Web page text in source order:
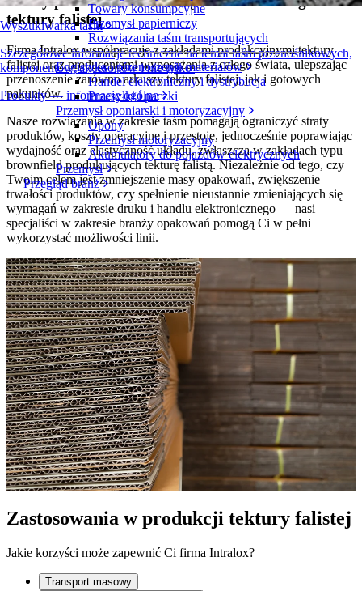
Wyszukiwarka taśm
Szczegółowe informacje techniczne na temat taśm przenośnikowych,
komponentów, akcesoriów i nie tylko
Produkty — informacje ogólne
Towary konsumpcyjne
Przemysł papierniczy
Rozwiązania taśm transportujących
Logistyka i przenoszenie materiałów
Handel elektroniczny i dystrybucja
Przesyłki i paczki
Przemysł oponiarski i motoryzacyjny
Opony
Przemysł motoryzacyjny
Akumulatory do pojazdów elektrycznych
Przemysł
Przegląd branż
tektury falistej
Firma Intralox współpracuje z zakładami produkcyjnymi tektury
falistej oraz producentami wyposażenia z całego świata, ulepszając
przenoszenie zarówno arkuszy tektury falistej, jak i gotowych
pakunków.
Nasze rozwiązania w zakresie taśm pomagają ograniczyć straty
produktów, koszty operacyjne i przestoje, jednocześnie poprawiając
wydajność oraz elastyczność układu, zwłaszcza w zakładach typu
brownfield produkujących tekturę falistą. Niezależnie od tego, czy
Twoim celem jest zmniejszenie masy opakowań, zwiększenie
trwałości produktów, czy spełnienie nieustannie zmieniających się
wymagań w zakresie druku i handlu elektronicznego — nasi
specjaliści w zakresie branży opakowań pomogą Ci w pełni
wykorzystać możliwości linii.
Zastosowania w produkcji tektury falistej
Jakie korzyści może zapewnić Ci firma Intralox?
Transport masowy